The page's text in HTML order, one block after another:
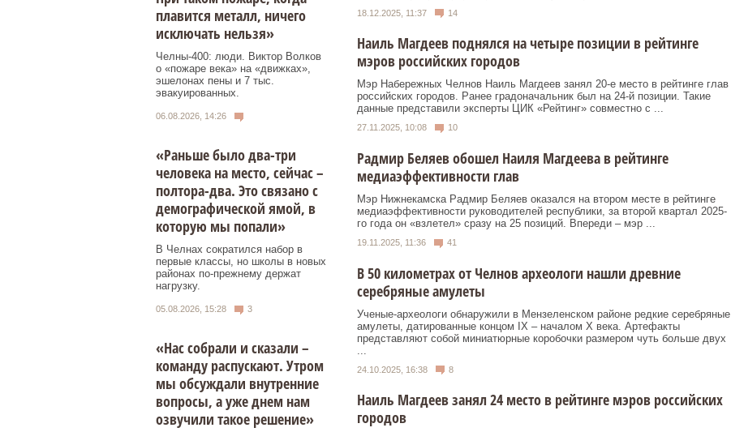
плавится металл, ничего
исключать нельзя»
Челны-400: люди. Виктор Волков
о «пожаре века» на «движках»,
эшелонах пены и 7 тыс.
эвакуированных.
06.08.2026, 14:26
«Раньше было два-три
человека на место, сейчас –
полтора-два. Это связано с
демографической ямой, в
которую мы попали»
В Челнах сократился набор в
первые классы, но школы в новых
районах по-прежнему держат
нагрузку.
05.08.2026, 15:28 3
«Нас собрали и сказали –
команду распускают. Утром
мы обсуждали внутренние
вопросы, а уже днем нам
озвучили такое решение»
18.12.2025, 11:37 14
Наиль Магдеев поднялся на четыре позиции в рейтинге
мэров российских городов
Мэр Набережных Челнов Наиль Магдеев занял 20-е место в рейтинге глав
российских городов. Ранее градоначальник был на 24-й позиции. Такие
данные представили эксперты ЦИК «Рейтинг» совместно с ...
27.11.2025, 10:08 10
Радмир Беляев обошел Наиля Магдеева в рейтинге
медиаэффективности глав
Мэр Нижнекамска Радмир Беляев оказался на втором месте в рейтинге
медиаэффективности руководителей республики, за второй квартал 2025-
го года он «взлетел» сразу на 25 позиций. Впереди – мэр ...
19.11.2025, 11:36 41
В 50 километрах от Челнов археологи нашли древние
серебряные амулеты
Ученые-археологи обнаружили в Мензеленском районе редкие серебряные
амулеты, датированные концом IX – началом X века. Артефакты
представляют собой миниатюрные коробочки размером чуть больше двух
24.10.2025, 16:38 8
Наиль Магдеев занял 24 место в рейтинге мэров российских
городов